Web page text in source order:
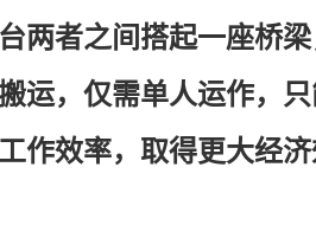
两者之间搭起一座桥
运，仅需单人运作，
作效率，取得更大经济